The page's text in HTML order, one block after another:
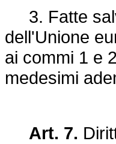
3. Fatte
dell'Unione
ai commi 1 e
medesimi
Art. 7.